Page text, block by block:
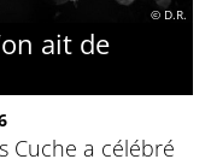
© D.R.
ait de
Cuche a célébré